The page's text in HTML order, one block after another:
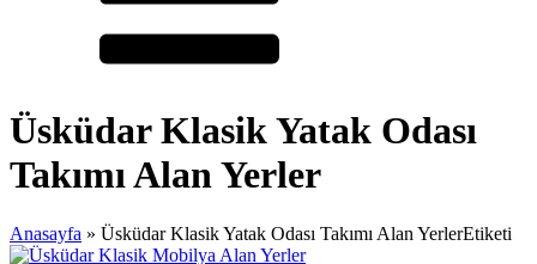
Üsküdar Klasik Yatak Odası
Takımı Alan Yerler
Anasayfa » Üsküdar Klasik Yatak Odası Takımı Alan YerlerEtiketi